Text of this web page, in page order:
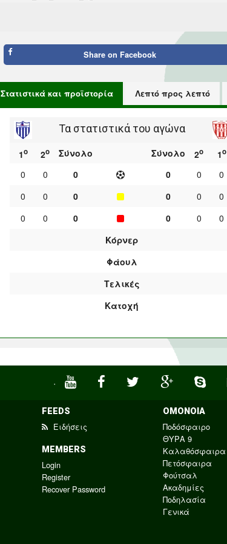
Share on Facebook
Στατιστικά και προϊστορία Λεπτό προς λεπτό
Τα στατιστικά του αγώνα
1ο 2ο Σύνολο Σύνολο 2ο 1ο
0 0 0 0 0
0
0
0 0 0 0
0
0
0 0 0 0
0
Κόρνερ
Φάουλ
Τελικές
Κατοχή
·
FEEDS
Ειδήσεις
MEMBERS
Login
Register
Recover Password
ΟΜΟΝΟΙΑ
Ποδόσφαιρο
ΘΥΡΑ 9
Καλαθόσφαιρα
Πετόσφαιρα
Φούτσαλ
Ακαδημίες
Ποδηλασία
Γενικά